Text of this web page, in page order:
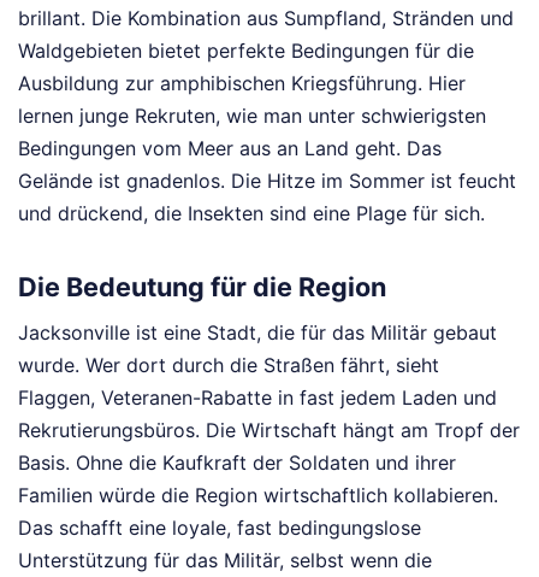
brillant. Die Kombination aus Sumpfland, Stränden und
Waldgebieten bietet perfekte Bedingungen für die
Ausbildung zur amphibischen Kriegsführung. Hier
lernen junge Rekruten, wie man unter schwierigsten
Bedingungen vom Meer aus an Land geht. Das
Gelände ist gnadenlos. Die Hitze im Sommer ist feucht
und drückend, die Insekten sind eine Plage für sich.
Die Bedeutung für die Region
Jacksonville ist eine Stadt, die für das Militär gebaut
wurde. Wer dort durch die Straßen fährt, sieht
Flaggen, Veteranen-Rabatte in fast jedem Laden und
Rekrutierungsbüros. Die Wirtschaft hängt am Tropf der
Basis. Ohne die Kaufkraft der Soldaten und ihrer
Familien würde die Region wirtschaftlich kollabieren.
Das schafft eine loyale, fast bedingungslose
Unterstützung für das Militär, selbst wenn die